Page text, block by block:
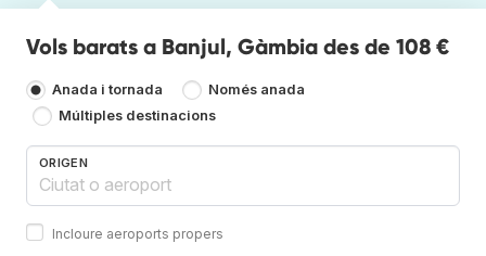
Vols barats a Banjul, Gàmbia des de 108 €
Anada i tornada
Només anada
Múltiples destinacions
ORIGEN
Incloure aeroports propers